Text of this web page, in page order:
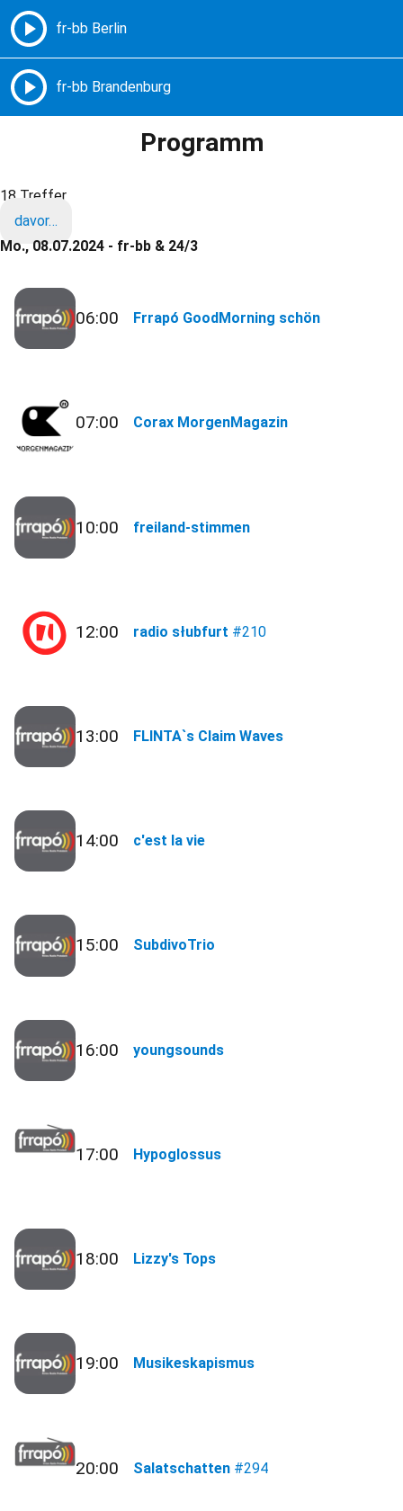
Freie Radios – Berlin Brandenburg
Programm
18 Treffer
davor…
Mo., 08.07.2024 - fr-bb & 24/3
06:00 Frrapó GoodMorning schön
07:00 Corax MorgenMagazin
10:00 freiland-stimmen
12:00 radio słubfurt #210
13:00 FLINTA`s Claim Waves
14:00 c'est la vie
15:00 SubdivoTrio
16:00 youngsounds
17:00 Hypoglossus
18:00 Lizzy's Tops
19:00 Musikeskapismus
20:00 Salatschatten #294